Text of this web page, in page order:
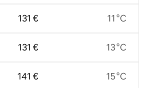
131 €
131 €
141 €
11 °C
13 °C
15 °C